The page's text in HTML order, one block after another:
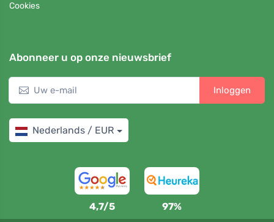
Cookies
Abonneer u op onze nieuwsbrief
Inloggen
Nederlands / EUR
4,7/5 97%